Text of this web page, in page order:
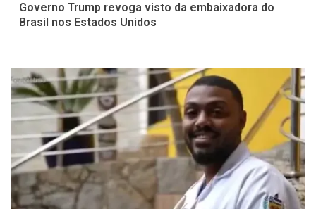
Governo Trump revoga visto da embaixadora do
Brasil nos Estados Unidos